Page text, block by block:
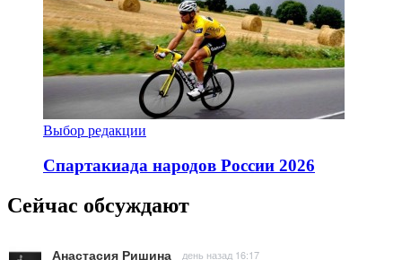
Выбор редакции
Спартакиада народов России 2026
Сейчас обсуждают
Анастасия Ришина день назад 16:17